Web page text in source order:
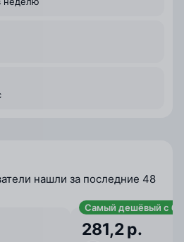
нашли за последние 48
Самый дешёвый с
281,2 р.